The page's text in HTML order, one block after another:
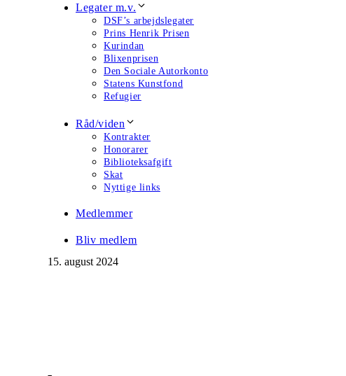
Legater m.v.
DSF’s arbejdslegater
Prins Henrik Prisen
Kurindan
Blixenprisen
Den Sociale Autorkonto
Statens Kunstfond
Refugier
Råd/viden
Kontrakter
Honorarer
Biblioteksafgift
Skat
Nyttige links
Medlemmer
Bliv medlem
15. august 2024